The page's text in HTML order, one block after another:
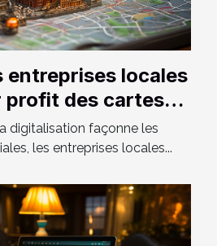
entreprises locales
profit des cartes
digitalisation façonne les
les entreprises locales...